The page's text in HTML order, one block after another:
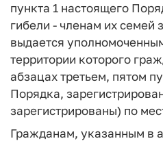
пункта 1 настоящего
гибели - членам их семей
выдается
территории которого
абзацах третьем, пятом
Порядка,
зарегистрированы) по
Гражданам, указанным в